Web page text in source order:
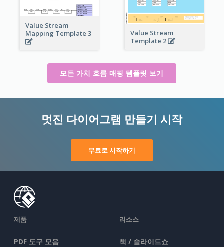
Value Stream
Mapping Template 3
Value Stream
Template 2
모든 가치 흐름 매핑 템플릿 보기
멋진 다이어그램 만들기 시작
무료로 시작하기
제품
PDF 도구 모음
리소스
책 / 슬라이드쇼